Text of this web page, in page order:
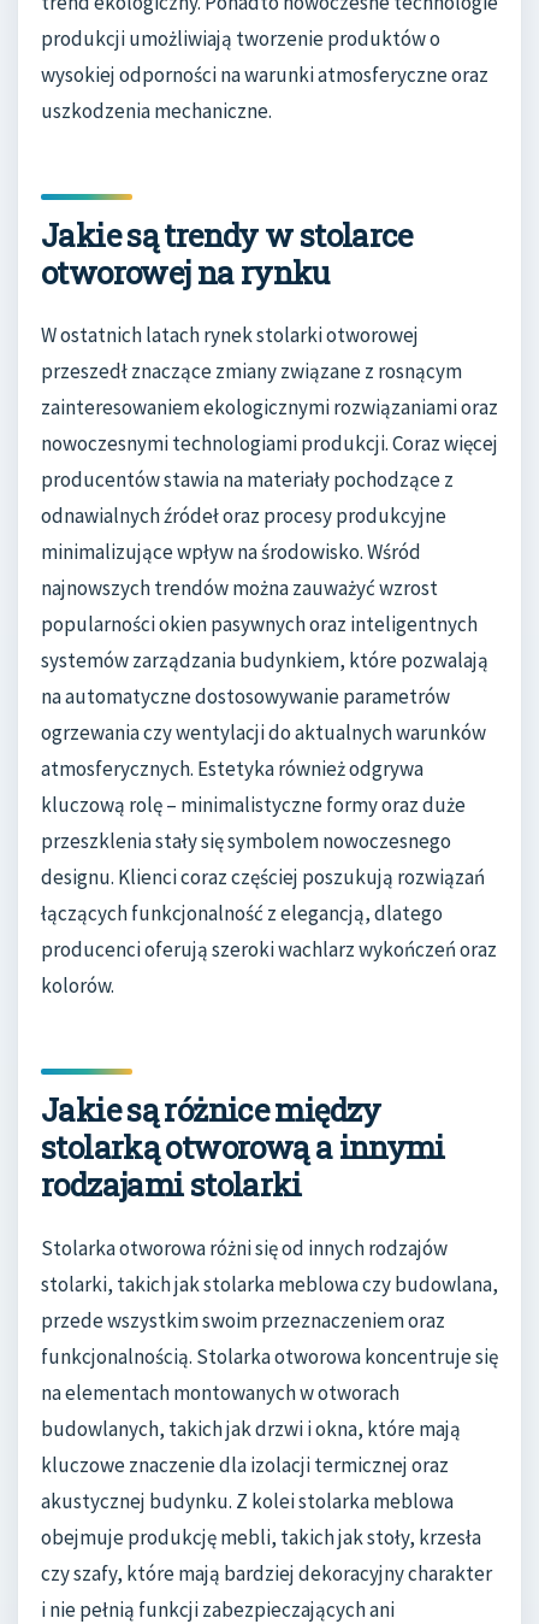
produkcji umożliwiają tworzenie produktów o
wysokiej odporności na warunki atmosferyczne oraz
uszkodzenia mechaniczne.
Jakie są trendy w stolarce
otworowej na rynku
W ostatnich latach rynek stolarki otworowej
przeszedł znaczące zmiany związane z rosnącym
zainteresowaniem ekologicznymi rozwiązaniami oraz
nowoczesnymi technologiami produkcji. Coraz więcej
producentów stawia na materiały pochodzące z
odnawialnych źródeł oraz procesy produkcyjne
minimalizujące wpływ na środowisko. Wśród
najnowszych trendów można zauważyć wzrost
popularności okien pasywnych oraz inteligentnych
systemów zarządzania budynkiem, które pozwalają
na automatyczne dostosowywanie parametrów
ogrzewania czy wentylacji do aktualnych warunków
atmosferycznych. Estetyka również odgrywa
kluczową rolę – minimalistyczne formy oraz duże
przeszklenia stały się symbolem nowoczesnego
designu. Klienci coraz częściej poszukują rozwiązań
łączących funkcjonalność z elegancją, dlatego
producenci oferują szeroki wachlarz wykończeń oraz
kolorów.
Jakie są różnice między
stolarką otworową a innymi
rodzajami stolarki
Stolarka otworowa różni się od innych rodzajów
stolarki, takich jak stolarka meblowa czy budowlana,
przede wszystkim swoim przeznaczeniem oraz
funkcjonalnością. Stolarka otworowa koncentruje się
na elementach montowanych w otworach
budowlanych, takich jak drzwi i okna, które mają
kluczowe znaczenie dla izolacji termicznej oraz
akustycznej budynku. Z kolei stolarka meblowa
obejmuje produkcję mebli, takich jak stoły, krzesła
czy szafy, które mają bardziej dekoracyjny charakter
i nie pełnią funkcji zabezpieczających ani